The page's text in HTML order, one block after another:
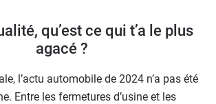
qu’est ce qui t’a le plus
agacé ?
l’actu automobile de 2024 n’a pas été
Entre les fermetures d’usine et les